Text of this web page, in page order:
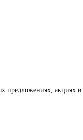
предложениях, акциях